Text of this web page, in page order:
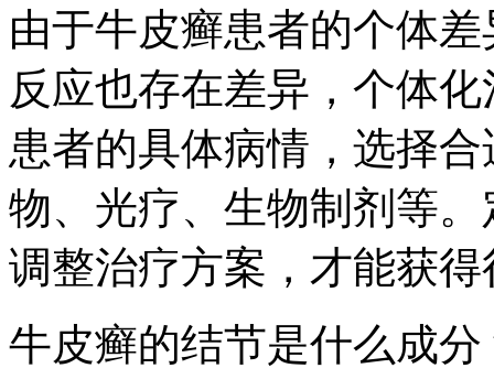
由于牛皮癣患者的个体
反应也存在差异，个体
患者的具体病情，选择
物、光疗、生物制剂等
调整治疗方案，才能获
牛皮癣的结节是什么成